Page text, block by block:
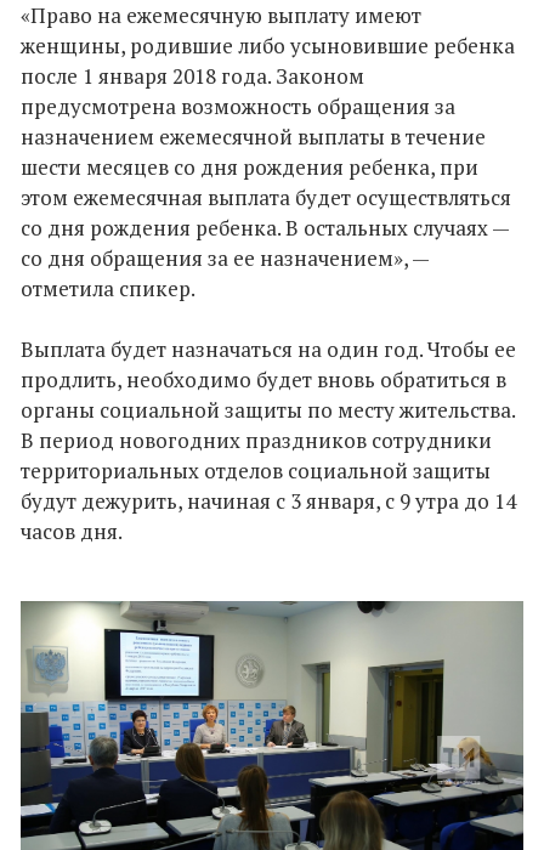
«Право на ежемесячную выплату имеют
женщины, родившие либо усыновившие ребенка
после 1 января 2018 года. Законом
предусмотрена возможность обращения за
назначением ежемесячной выплаты в течение
шести месяцев со дня рождения ребенка, при
этом ежемесячная выплата будет осуществляться
со дня рождения ребенка. В остальных случаях —
со дня обращения за ее назначением», —
отметила спикер.
Выплата будет назначаться на один год. Чтобы ее
продлить, необходимо будет вновь обратиться в
органы социальной защиты по месту жительства.
В период новогодних праздников сотрудники
территориальных отделов социальной защиты
будут дежурить, начиная с 3 января, с 9 утра до 14
часов дня.